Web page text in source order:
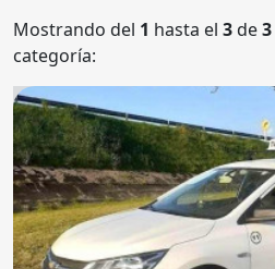
Mostrando del 1 hasta el 3de3
categoría: